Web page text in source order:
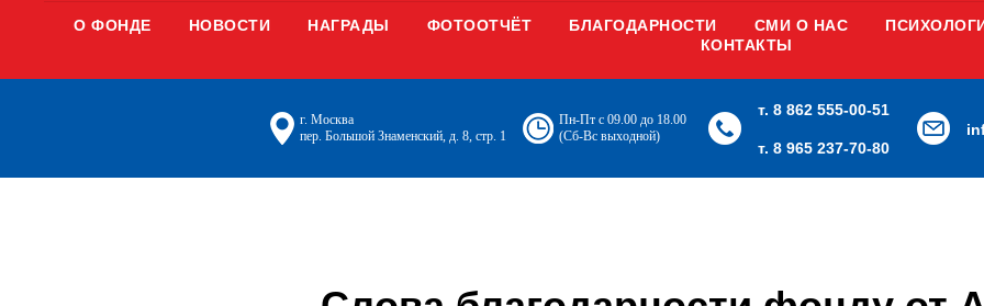
О ФОНДЕ НОВОСТИ НАГРАДЫ ФОТООТЧЁТ БЛАГОДАРНОСТИ СМИ О НАС
КОНТАКТЫ
г. Москва
пер. Большой Знаменский, д. 8, стр. 1
Пн-Пт с 09.00 до 18.00
(Сб-Вс выходной)
т. 8 862 555-00-51
т. 8 965 237-70-80